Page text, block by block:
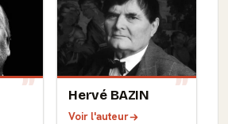
Hervé BAZIN
Voir l'auteur